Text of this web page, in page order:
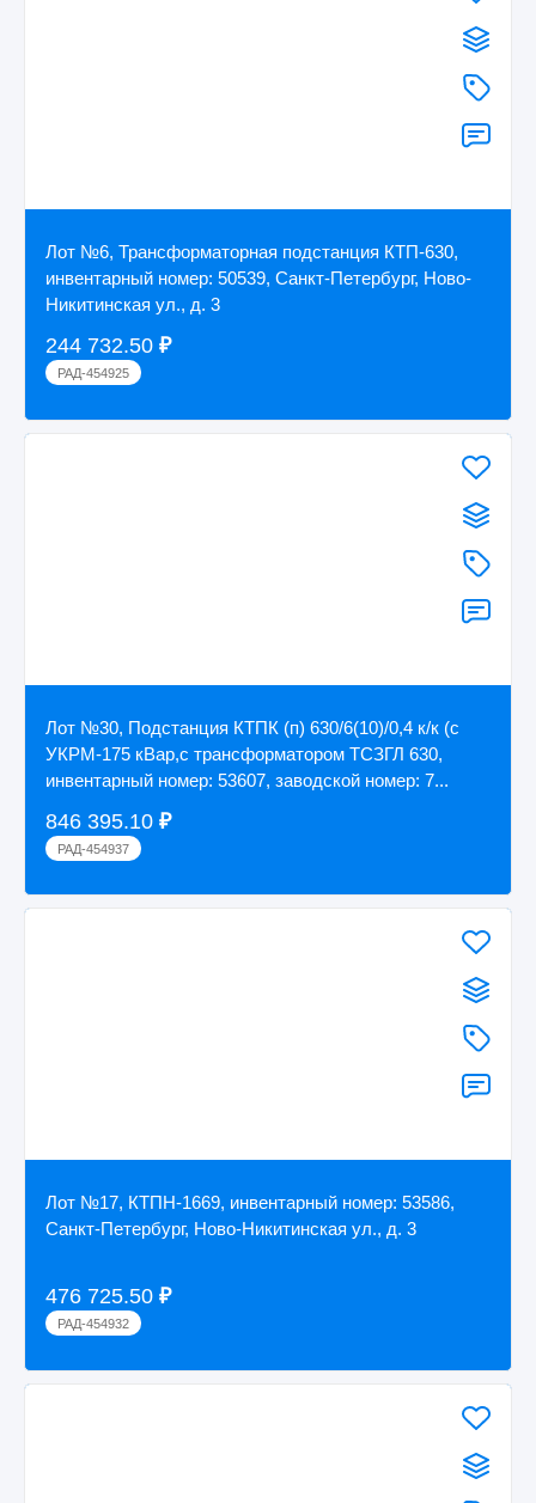
Лот №6, Трансформаторная подстанция КТП-630,
инвентарный номер: 50539, Санкт-Петербург, Ново-
Никитинская ул., д. 3
244 732.50 ₽
РАД-454925
Лот №30, Подстанция КТПК (п) 630/6(10)/0,4 к/к (с
УКРМ-175 кВар,с трансформатором ТСЗГЛ 630,
инвентарный номер: 53607, заводской номер: 7...
846 395.10 ₽
РАД-454937
Лот №17, КТПН-1669, инвентарный номер: 53586,
Санкт-Петербург, Ново-Никитинская ул., д. 3
476 725.50 ₽
РАД-454932